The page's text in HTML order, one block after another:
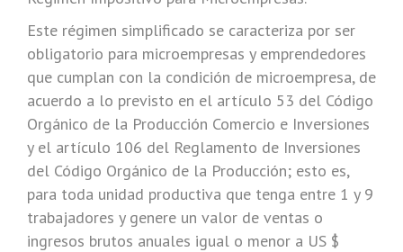
Este régimen simplificado se caracteriza por ser
obligatorio para microempresas y emprendedores
que cumplan con la condición de microempresa, de
acuerdo a lo previsto en el artículo 53 del Código
Orgánico de la Producción Comercio e Inversiones
y el artículo 106 del Reglamento de Inversiones
del Código Orgánico de la Producción; esto es,
para toda unidad productiva que tenga entre 1 y 9
trabajadores y genere un valor de ventas o
ingresos brutos anuales igual o menor a US $